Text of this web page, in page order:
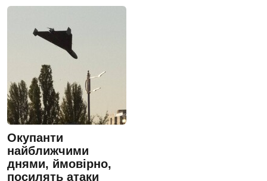
Окупанти
найближчими
днями, ймовірно,
посилять атаки